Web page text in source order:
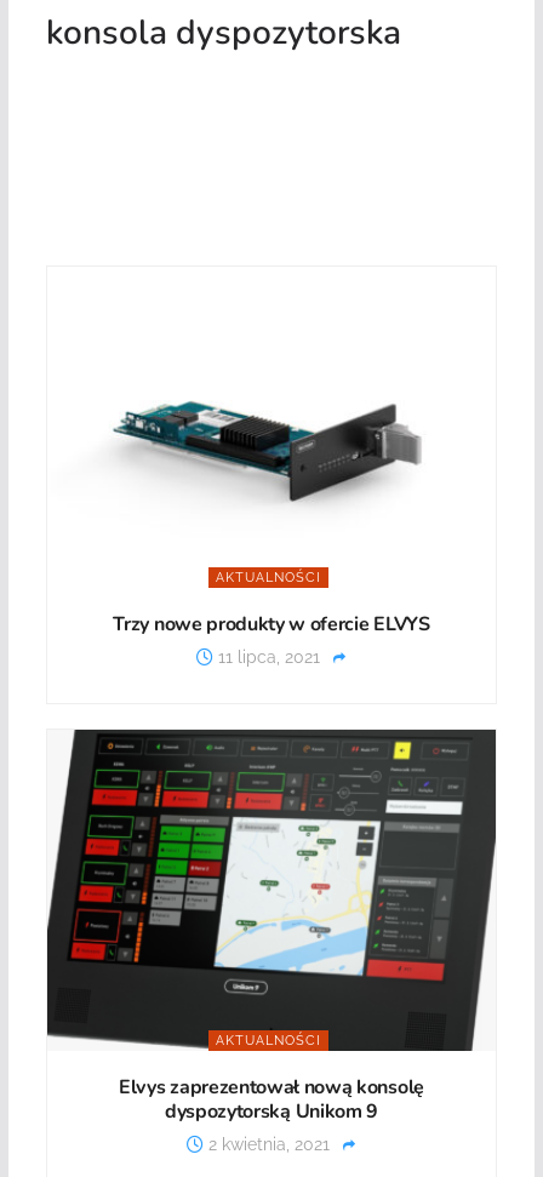
konsola dyspozytorska
AKTUALNOŚCI
Trzy nowe produkty w ofercie ELVYS
11 lipca, 2021
AKTUALNOŚCI
Elvys zaprezentował nową konsolę
dyspozytorską Unikom 9
2 kwietnia, 2021